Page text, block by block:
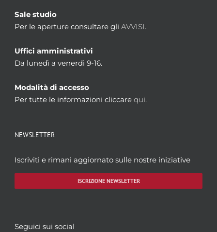
Sale studio
Per le aperture consultare gli AVVISI.
Uffici amministrativi
Da lunedì a venerdì 9-16.
Modalità di accesso
Per tutte le informazioni cliccare qui.
NEWSLETTER
Iscriviti e rimani aggiornato sulle nostre iniziative
ISCRIZIONE NEWSLETTER
Seguici sui social